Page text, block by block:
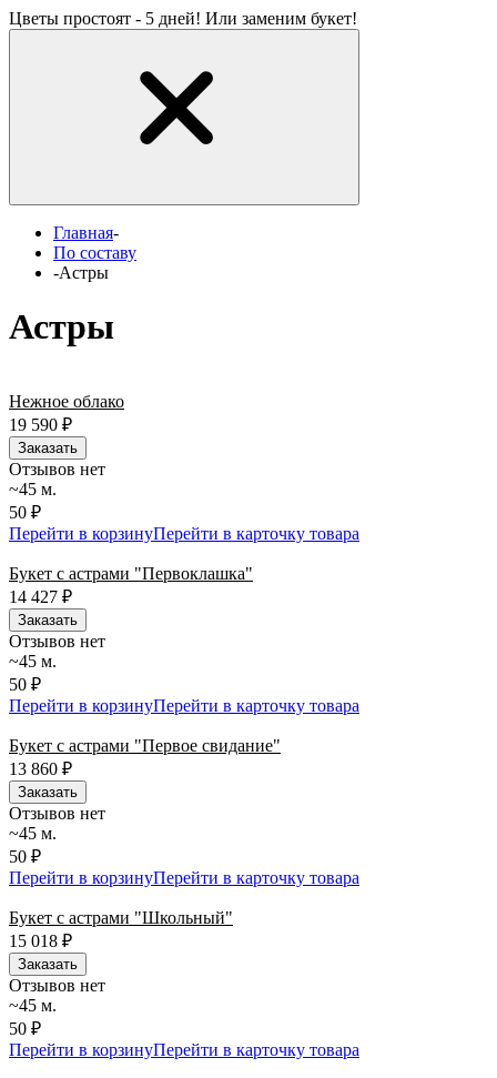
Цветы простоят - 5 дней! Или заменим букет!
Главная-
По составу
-Астры
Астры
Нежное облако
19 590 ₽
Заказать
Отзывов нет
~45 м.
50 ₽
Перейти в корзинуПерейти в карточку товара
Букет с астрами "Первоклашка"
14 427 ₽
Заказать
Отзывов нет
~45 м.
50 ₽
Перейти в корзинуПерейти в карточку товара
Букет с астрами "Первое свидание"
13 860 ₽
Заказать
Отзывов нет
~45 м.
50 ₽
Перейти в корзинуПерейти в карточку товара
Букет с астрами "Школьный"
15 018 ₽
Заказать
Отзывов нет
~45 м.
50 ₽
Перейти в корзинуПерейти в карточку товара